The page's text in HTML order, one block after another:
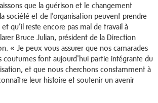
que la guérison et le changement
société et de l'organisation peuvent prendre
qu’il reste encore pas mal de travail à
Bruce Julian, président de la Direction
« Je peux vous assurer que nos camarades
coutumes font aujourd'hui partie intégrante du
et que nous cherchons constamment à
leur histoire et soutenir un avenir